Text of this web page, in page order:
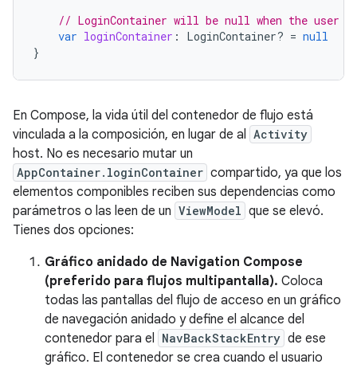
// LoginContainer will be null when the user
var loginContainer : LoginContainer? = null
}
En Compose, la vida útil del contenedor de flujo está
vinculada a la composición, en lugar de al Activity
host. No es necesario mutar un
AppContainer.loginContainer compartido, ya que los
elementos componibles reciben sus dependencias como
parámetros o las leen de un ViewModel que se elevó.
Tienes dos opciones:
Gráfico anidado de Navigation Compose
(preferido para flujos multipantalla). Coloca
todas las pantallas del flujo de acceso en un gráfico
de navegación anidado y define el alcance del
contenedor para el NavBackStackEntry de ese
gráfico. El contenedor se crea cuando el usuario